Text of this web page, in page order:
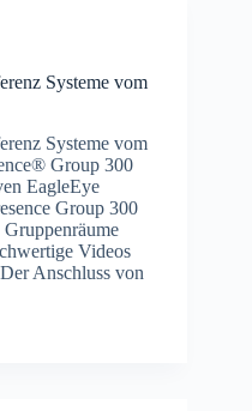
Systeme vom
Systeme vom
Group 300
EagleEye
Group 300
Videos
Anschluss von